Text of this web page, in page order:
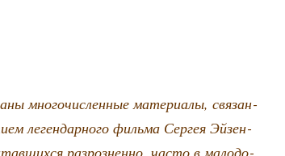
мно­го­чис­лен­ные мате­ри­а­лы, свя­зан­
леген­дар­но­го филь­ма Сер­гея Эйзен­
раз­роз­нен­но, часто в мало­до­